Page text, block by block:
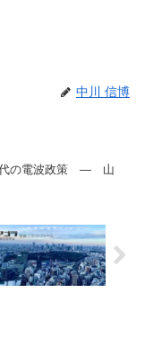
中川 信博
代の電波政策 ― 山